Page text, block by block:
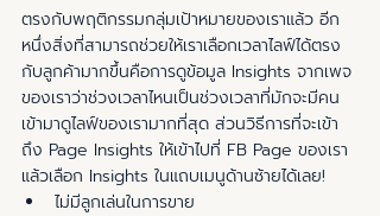
ตรงกับพฤติกรรมกลุ่มเป้าหมายของเราแล้ว อีก
หนึ่งสิ่งที่สามารถช่วยให้เราเลือกเวลาไลฟ์ได้ตรง
กับลูกค้ามากขึ้นคือการดูข้อมูล Insights จากเพจ
ของเราว่าช่วงเวลาไหนเป็นช่วงเวลาที่มักจะมีคน
เข้ามาดูไลฟ์ของเรามากที่สุด ส่วนวิธีการที่จะเข้า
ถึง Page Insights ให้เข้าไปที่ FB Page ของเรา
แล้วเลือก Insights ในแถบเมนูด้านซ้ายได้เลย!
ไม่มีลูกเล่นในการขาย